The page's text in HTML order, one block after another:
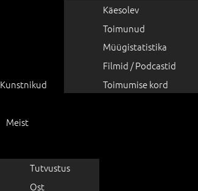
Kunstnikud
Käesolev
Toimunud
Müügistatistika
Filmid / Podcastid
Toimumise kord
Meist
Tutvustus
Ost